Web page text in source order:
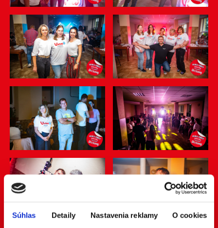
Súhlas Detaily Nastavenia reklamy O cookies